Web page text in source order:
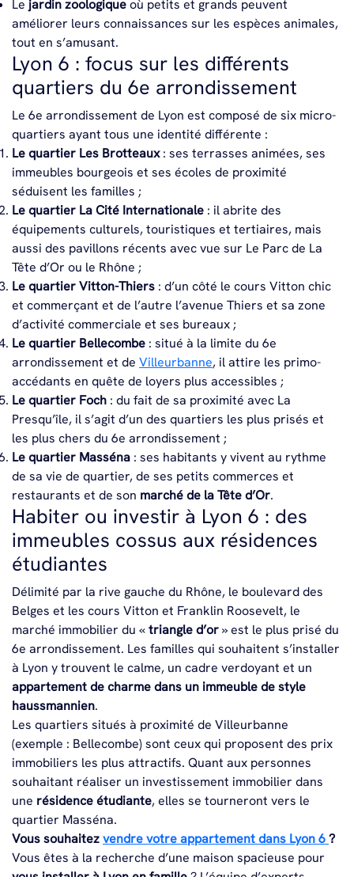
Le jardin zoologiqueoù petits et grands peuvent
améliorer leurs connaissances sur les espèces animales,
tout en s’amusant.
Lyon 6 : focus sur les différents
quartiers du 6e arrondissement
Le 6e arrondissement de Lyon est composé de six micro-
quartiers ayant tous une identité différente :
Le quartier Les Brotteaux: ses terrasses animées, ses
immeubles bourgeois et ses écoles de proximité
séduisent les familles ;
Le quartier La Cité Internationale : il abrite des
équipements culturels, touristiques et tertiaires, mais
aussi des pavillons récents avec vue sur Le Parc de La
Tête d’Or ou le Rhône ;
Le quartierVitton-Thiers : d’un côté le cours Vitton chic
et commerçant et de l’autre l’avenue Thiers et sa zone
d’activité commerciale et ses bureaux ;
Le quartier Bellecombe : situé à la limite du 6e
arrondissement et de Villeurbanne, il attire les primo-
accédants en quête de loyers plus accessibles ;
Le quartier Foch : du fait de sa proximité avec La
Presqu’île, il s’agit d’un des quartiers les plus prisés et
les plus chers du 6e arrondissement ;
Le quartier Masséna : ses habitants y vivent au rythme
de sa vie de quartier, de ses petits commerces et
restaurants et de son marché de la Tête d’Or.
Habiter ou investir à Lyon 6 : des
immeubles cossus aux résidences
étudiantes
Délimité par la rive gauche du Rhône, le boulevard des
Belges et les cours Vitton et Franklin Roosevelt, le
marché immobilier du «triangle d’or» est le plus prisé du
6e arrondissement. Les familles qui souhaitent s’installer
à Lyon y trouvent le calme, un cadre verdoyant et un
appartement de charme dans un immeuble de style
haussmannien.
Les quartiers situés à proximité de Villeurbanne
(exemple : Bellecombe) sont ceux qui proposent des prix
immobiliers les plus attractifs. Quant aux personnes
souhaitant réaliser un investissement immobilier dans
une résidence étudiante, elles se tourneront vers le
quartier Masséna.
Vous souhaitezvendre votre appartement dans Lyon 6?
Vous êtes à la recherche d’une maison spacieuse pour